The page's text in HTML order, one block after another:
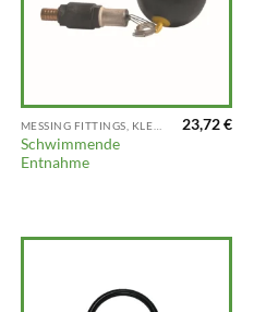
Schwimmende
Entnahme
23,72€